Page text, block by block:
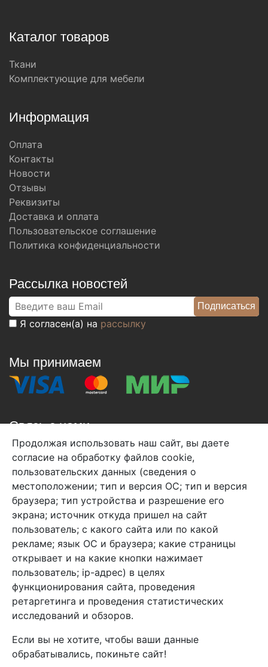
Каталог товаров
Ткани
Комплектующие для мебели
Информация
Оплата
Контакты
Новости
Отзывы
Реквизиты
Доставка и оплата
Пользовательское соглашение
Политика конфиденциальности
Рассылка новостей
Я согласен(а) на рассылку
Мы принимаем
Связь с нами
+7 (495) 933-38-08
info@arben-textile.ru- оптовые продажи
Арбен текстиль г. Щелково, пер.
1-й Советский д.25, владение 2.
Мы в соц. сетях
2026 Copyright © Арбен
Продолжая использовать наш сайт, вы даете
согласие на обработку файлов cookie,
пользовательских данных (сведения о
местоположении; тип и версия ОС; тип и версия
браузера; тип устройства и разрешение его
экрана; источник откуда пришел на сайт
пользователь; с какого сайта или по какой
рекламе; язык ОС и браузера; какие страницы
открывает и на какие кнопки нажимает
пользователь; ip-адрес) в целях
функционирования сайта, проведения
ретаргетинга и проведения статистических
исследований и обзоров.
Если вы не хотите, чтобы ваши данные
обрабатывались, покиньте сайт!